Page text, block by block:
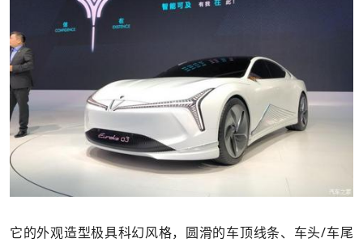
它的外观造型极具科幻风格，圆滑的车顶线条、车头/车尾